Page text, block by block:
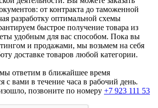
от контракта до таможенной
разработку оптимальной схемы
быстрое получение товара из
удобным для вас способом. Пока вы
и продажами, мы возьмем на себя
доставке товаров любой категории.
ответим в ближайшее время
с вами в течение часа в рабочий день.
позвоните по номеру +7 923 111 53